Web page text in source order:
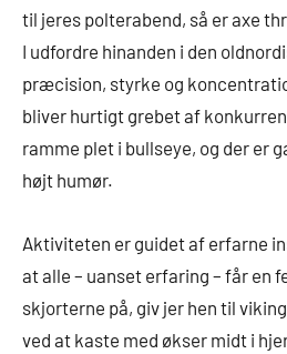
til jeres polterabend, så er axe
I udfordre hinanden i den
præcision, styrke og
bliver hurtigt grebet af
ramme plet i bullseye, og der er
højt humør.
Aktiviteten er guidet af erfarne
at alle – uanset erfaring – får en
skjorterne på, giv jer hen til
ved at kaste med økser midt i